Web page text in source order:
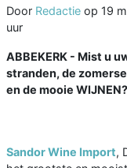
Door Redactie op 19
uur
ABBEKERK - Mist u
stranden, de
en de mooie
Sandor Wine Import,